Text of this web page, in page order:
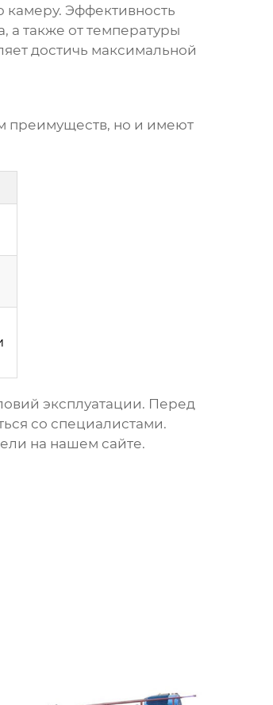
камеру. Эффективность
а также от температуры
достичь максимальной
преимуществ, но и имеют
эксплуатации. Перед
со специалистами.
на нашем сайте.